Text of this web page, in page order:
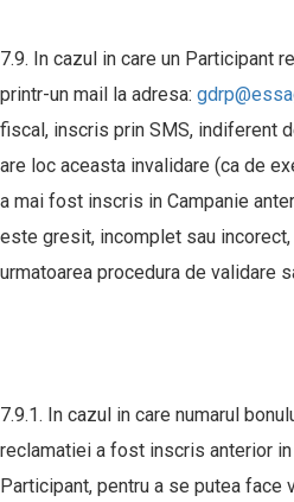
7.9. In cazul in care un Participant
printr-un mail la adresa:
fiscal, inscris prin SMS, indiferent
are loc aceasta invalidare (ca de
a mai fost inscris in Campanie
este gresit, incomplet sau
urmatoarea procedura de validare
7.9.1. In cazul in care numarul
reclamatiei a fost inscris anterior
Participant, pentru a se putea face